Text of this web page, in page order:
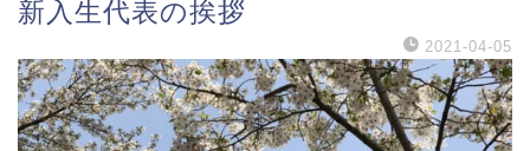
新入生代表の挨拶
2021-04-05